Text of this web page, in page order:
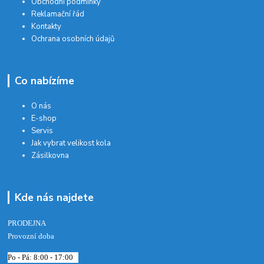
Reklamační řád
Kontakty
Ochrana osobních údajů
Co nabízíme
O nás
E-shop
Servis
Jak vybrat velikost kola
Zásilkovna
Kde nás najdete
PRODEJNA
Provozní doba
Po - Pá: 8:00 - 17:00